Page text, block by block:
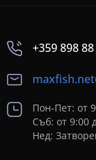
+359 898
Пон-Пет: от
Съб: от 9:00
Нед: